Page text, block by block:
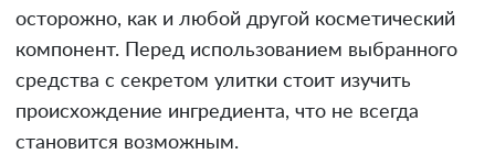
осторожно, как и любой другой косметический
компонент. Перед использованием выбранного
средства с секретом улитки стоит изучить
происхождение ингредиента, что не всегда
становится возможным.